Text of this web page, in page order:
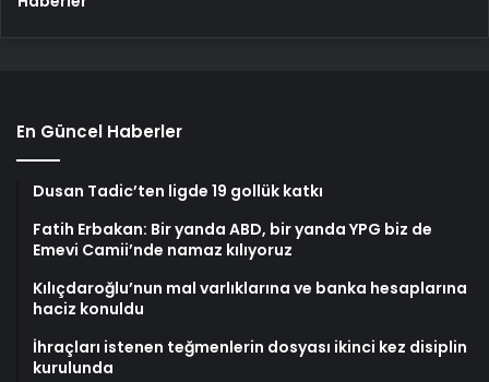
En Güncel Haberler
Dusan Tadic’ten ligde 19 gollük katkı
Fatih Erbakan: Bir yanda ABD, bir yanda YPG biz de
Emevi Camii’nde namaz kılıyoruz
Kılıçdaroğlu’nun mal varlıklarına ve banka hesaplarına
haciz konuldu
İhraçları istenen teğmenlerin dosyası ikinci kez disiplin
kurulunda